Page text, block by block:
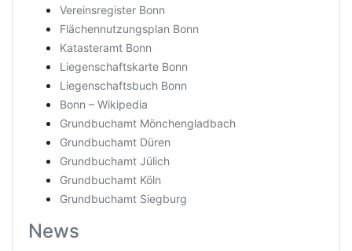
Vereinsregister Bonn
Flächennutzungsplan Bonn
Katasteramt Bonn
Liegenschaftskarte Bonn
Liegenschaftsbuch Bonn
Bonn – Wikipedia
Grundbuchamt Mönchengladbach
Grundbuchamt Düren
Grundbuchamt Jülich
Grundbuchamt Köln
Grundbuchamt Siegburg
News